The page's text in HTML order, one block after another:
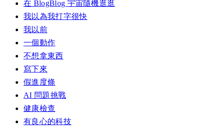
在 BlogBlog 宇宙隨機逛逛
我以為我打字很快
我以前
一個動作
不想拿東西
寫下來
假進度條
AI 問題挑戰
健康檢查
有良心的科技